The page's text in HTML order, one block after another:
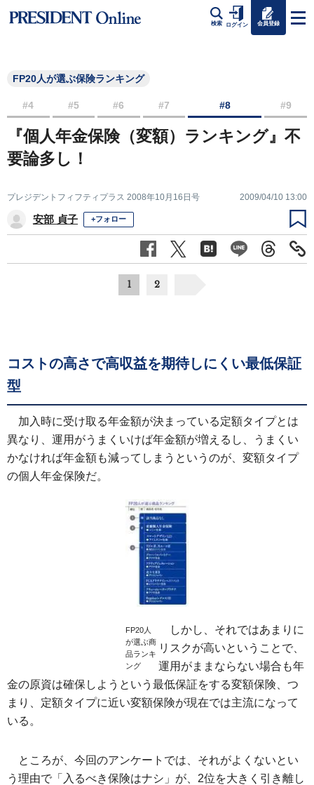
検索 ログイン 会員登録
FP20人が選ぶ保険ランキング
#4 #5 #6 #7 #8 #9
『個人年金保険（変額）ランキング』不
要論多し！
プレジデントフィフティプラス 2008年10月16日号 2009/04/10 13:00
安部 貞子 +フォロー
1 2
コストの高さで高収益を期待しにくい最低保証
型
加入時に受け取る年金額が決まっている定額タイプとは
異なり、運用がうまくいけば年金額が増えるし、うまくい
かなければ年金額も減ってしまうというのが、変額タイプ
の個人年金保険だ。
FP20人
が選ぶ商
品ランキ
ング
しかし、それではあまりに
リスクが高いということで、
運用がままならない場合も年
金の原資は確保しようという最低保証をする変額保険、つ
まり、定額タイプに近い変額保険が現在では主流になって
いる。
ところが、今回のアンケートでは、それがよくないとい
う理由で「入るべき保険はナシ」が、2位を大きく引き離し